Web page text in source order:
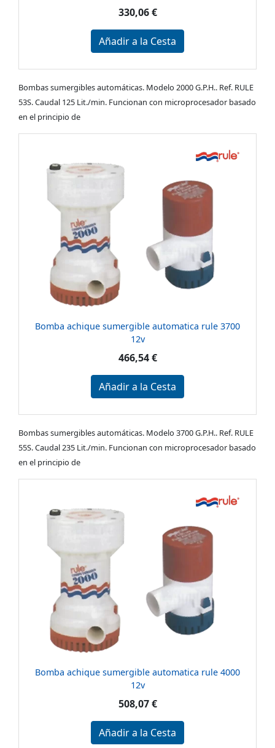
330,06 €
Añadir a la Cesta
Bombas sumergibles automáticas. Modelo 2000 G.P.H.. Ref. RULE
53S. Caudal 125 Lit./min. Funcionan con microprocesador basado
en el principio de
Bomba achique sumergible automatica rule 3700
12v
466,54 €
Añadir a la Cesta
Bombas sumergibles automáticas. Modelo 3700 G.P.H.. Ref. RULE
55S. Caudal 235 Lit./min. Funcionan con microprocesador basado
en el principio de
Bomba achique sumergible automatica rule 4000
12v
508,07 €
Añadir a la Cesta